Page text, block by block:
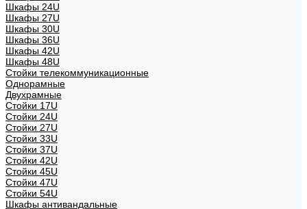
Шкафы 24U
Шкафы 27U
Шкафы 30U
Шкафы 36U
Шкафы 42U
Шкафы 48U
Стойки телекоммуникационные
Однорамные
Двухрамные
Стойки 17U
Стойки 24U
Стойки 27U
Стойки 33U
Стойки 37U
Стойки 42U
Стойки 45U
Стойки 47U
Стойки 54U
Шкафы антивандальные